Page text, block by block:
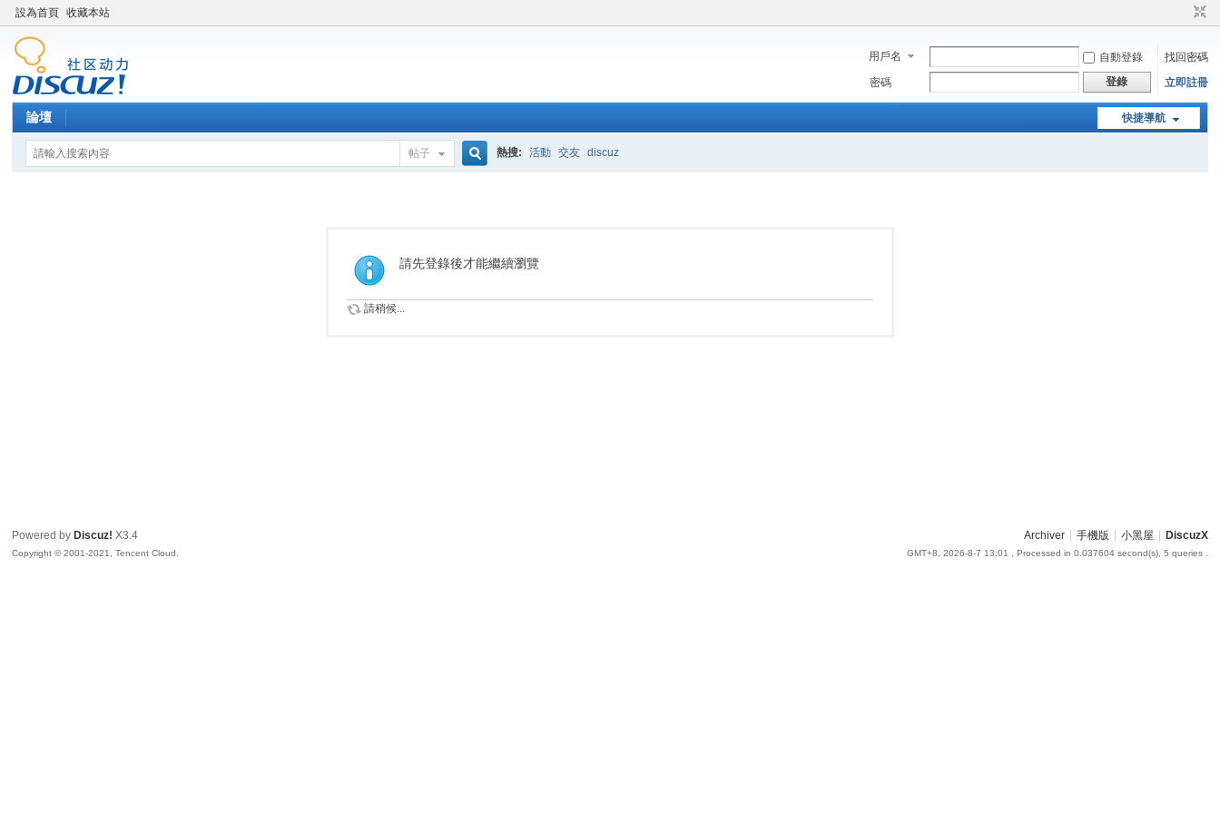
設為首頁 收藏本站
用戶名 自動登錄
找回密碼
密碼
登錄 立即註冊
快捷導航
論壇
帖子
索
熱搜: 活動 交友 discuz
請先登錄後才能繼續瀏覽
請稍候...
Archiver 手機版 小黑屋 DiscuzX
GMT+8, 2026-8-7 13:01 , Processed in 0.037604 second(s), 5 queries .
Powered by Discuz! X3.4
Copyright © 2001-2021, Tencent Cloud.